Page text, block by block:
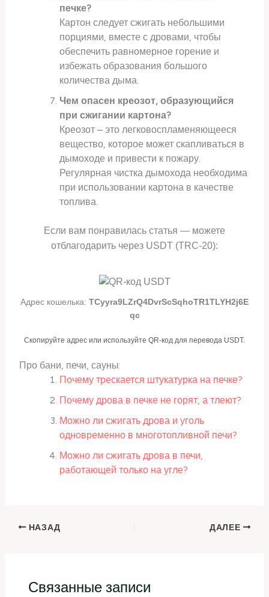
печке?
Картон следует сжигать небольшими
порциями, вместе с дровами, чтобы
обеспечить равномерное горение и
избежать образования большого
количества дыма.
Чем опасен креозот, образующийся
при сжигании картона?
Креозот – это легковоспламеняющееся
вещество, которое может скапливаться в
дымоходе и привести к пожару.
Регулярная чистка дымохода необходима
при использовании картона в качестве
топлива.
Если вам понравилась статья — можете
отблагодарить через USDT (TRC-20):
Адрес кошелька: TCyyra9LZrQ4DvrScSqhoTR1TLYH2j6E
qc
Скопируйте адрес или используйте QR-код для перевода USDT.
Про бани, печи, сауны:
Почему трескается штукатурка на печке?
Почему дрова в печке не горят, а тлеют?
Можно ли сжигать дрова и уголь
одновременно в многотопливной печи?
Можно ли сжигать дрова в печи,
работающей только на угле?
НАЗАД ДАЛЕЕ
Связанные записи